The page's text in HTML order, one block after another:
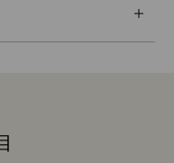
被包裝在一個禮品